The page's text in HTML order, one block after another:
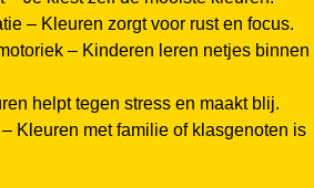
– Kleuren zorgt voor rust en focus.
– Kinderen leren netjes binnen
helpt tegen stress en maakt blij.
Kleuren met familie of klasgenoten is